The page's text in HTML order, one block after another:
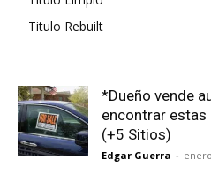
Titulo Rebuilt
*Dueño vende
encontrar estas
(+5 Sitios)
Edgar Guerra -